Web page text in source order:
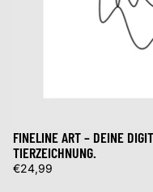
FINELINE ART – DEINE
TIERZEICHNUNG.
€24,99